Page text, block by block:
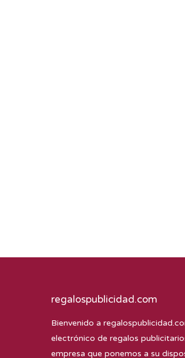
regalospublicidad.com
Bienvenido a
electrónico de regalos
empresa que ponemos a su